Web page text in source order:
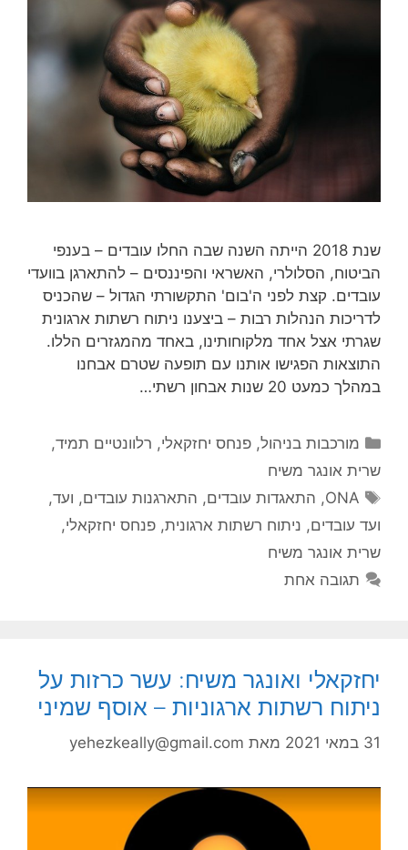
שנת 2018 הייתה השנה שבה החלו עובדים – בענפי
הביטוח, הסלולרי, האשראי והפיננסים – להתארגן בוועדי
עובדים. קצת לפני ה'בום' התקשורתי הגדול – שהכניס
לדריכות הנהלות רבות – ביצענו ניתוח רשתות ארגונית
שגרתי אצל אחד מלקוחותינו, באחד מהמגזרים הללו.
התוצאות הפגישו אותנו עם תופעה שטרם אבחנו
במהלך כמעט 20 שנות אבחון רשתי…
קטגוריות
מורכבות בניהול,פנחס יחזקאלי, רלוונטיים תמיד,
שרית אונגר משיח
תגיות
ONA
, התאגדות עובדים, התארגנות עובדים, ועד,
ועד עובדים, ניתוח רשתות ארגונית, פנחס יחזקאלי,
שרית אונגר משיח
תגובה אחת
יחזקאלי ואונגר משיח: עשר כרזות על
ניתוח רשתות ארגוניות – אוסף שמיני
31 במאי 2021 מאת yehezkeally@gmail.com